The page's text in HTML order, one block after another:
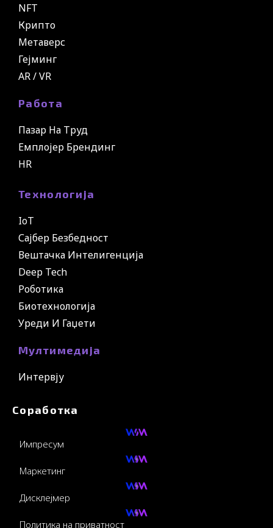
NFT
Крипто
Метаверс
Гејминг
AR / VR
Работа
Пазар На Труд
Емплојер Брендинг
HR
Технологија
IoT
Сајбер Безбедност
Вештачка Интелигенција
Deep Tech
Роботика
Биотехнологија
Уреди И Гаџети
Мултимедија
Интервју
Соработка
Импресум
Маркетинг
Дисклејмер
Политика на приватност